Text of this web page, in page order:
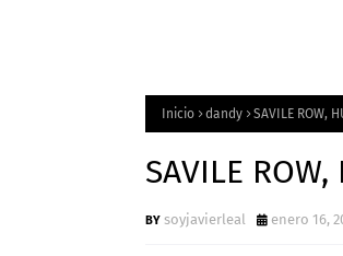
Inicio dandy SAVILE ROW,
SAVILE
soyjavierleal enero 16,